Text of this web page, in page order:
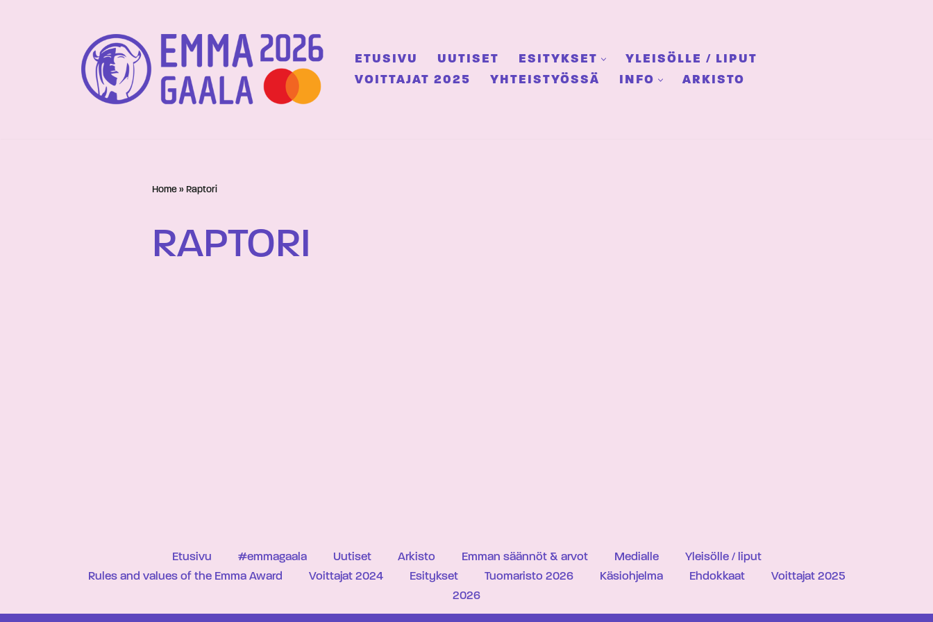
ETUSIVU UUTISET ESITYKSET
YLEISÖLLE / LIPUT
VOITTAJAT 2025
YHTEISTYÖSSÄ INFO ARKISTO
Home » Raptori
RAPTORI
Etusivu #emmagaala Uutiset Arkisto Emman säännöt & arvot Medialle
Yleisölle / liput
Rules and values of the Emma Award
Voittajat 2024 Esitykset Tuomaristo 2026 Käsiohjelma Ehdokkaat
Voittajat 2025
2026